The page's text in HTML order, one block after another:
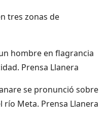
tres zonas de
hombre en flagrancia
Prensa Llanera
se pronunció sobre
Meta. Prensa Llanera